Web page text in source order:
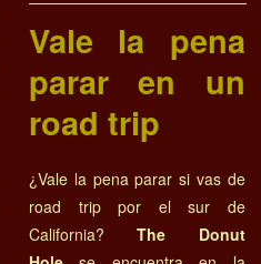
Vale la pena
parar en un
road trip
¿Vale la pena parar si vas de
road trip por el sur de
California? The Donut